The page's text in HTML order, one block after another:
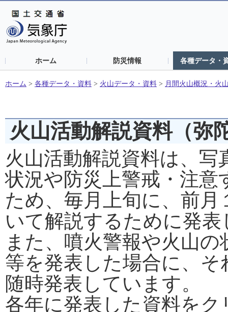
ホーム 防災情報 各種データ・
ホーム > 各種データ・資料 > 火山データ・資料 > 月間火山概況・火
火山活動解説資料（弥
火山活動解説資料は、
状況や防災上警戒・注
ため、毎月上旬に、前
いて解説するために発
また、噴火警報や火山
等を発表した場合に、
随時発表しています。
各年に発表した資料を